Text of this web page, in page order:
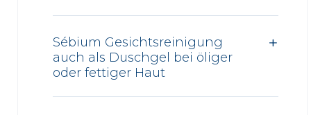
Sébium Gesichtsreinigung
auch als Duschgel bei öliger
oder fettiger Haut